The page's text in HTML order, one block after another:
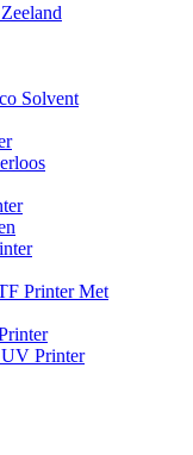
Solvent
Printer Met
Printer